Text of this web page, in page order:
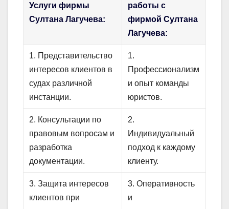
Услуги фирмы
Султана Лагучева:
работы с
фирмой Султана
Лагучева:
1. Представительство
интересов клиентов в
судах различной
инстанции.
1.
Профессионализм
и опыт команды
юристов.
2. Консультации по
правовым вопросам и
разработка
документации.
2.
Индивидуальный
подход к каждому
клиенту.
3. Защита интересов
клиентов при
3. Оперативность
и